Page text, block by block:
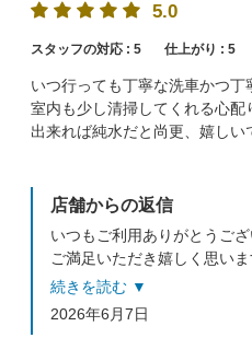
5.0
スタッフの対応 : 5 仕上がり : 5
いつ行っても丁寧な洗車かつ丁
室内も少し清掃してくれる心配
出来れば純水だと尚更、嬉しい
店舗からの返信
いつもご利用ありがとうござ
ご満足いただき嬉しく思いま
純水・・・あるといいですよ
す。
またのご来店、スタッフ一
続きを読む ▼
2026年6月7日